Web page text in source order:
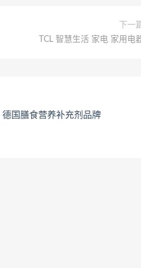
下一
TCL 智慧生活 家电 家用电
德国膳食营养补充剂品牌